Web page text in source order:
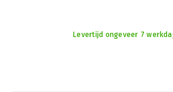
Levertijd ongeveer 7